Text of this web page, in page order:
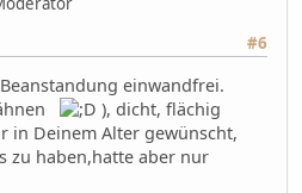
#6
einwandfrei.
), dicht, flächig
in Deinem Alter gewünscht,
zu haben,hatte aber nur